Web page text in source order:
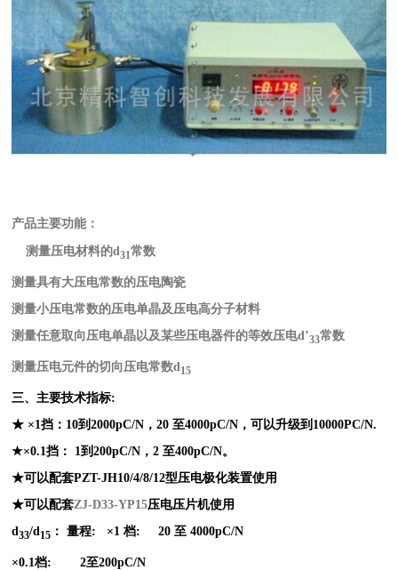
产品主要功能：
测量压电材料的d31常数
测量具有大压电常数的压电陶瓷
测量小压电常数的压电单晶及压电高分子材料
测量任意取向压电单晶以及某些压电器件的等效压电d’33常数
测量压电元件的切向压电常数d 15
三、主要技术指标:
★ ×1挡：10到2000pC/N，20 至4000pC/N，可以升级到10000PC/N.
★×0.1挡： 1到200pC/N，2 至400pC/N。
★可以配套PZT-JH10/4/8/12型压电极化装置使用
★可以配套ZJ-D33-YP15压电压片机使用
d33/d15 ： 量程: ×1 档: 20 至 4000pC/N
×0.1档: 2至200pC/N